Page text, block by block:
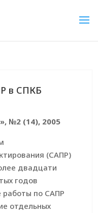
в СПКБ
№2 (14), 2005
(САПР)
двадцати
годов
работы по САПР
отдельных